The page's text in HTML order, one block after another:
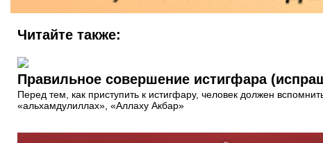
Читайте также:
Правильное совершение истигфара
Перед тем, как приступить к истигфару, человек должен
«альхамдулиллах», «Аллаху Акбар»